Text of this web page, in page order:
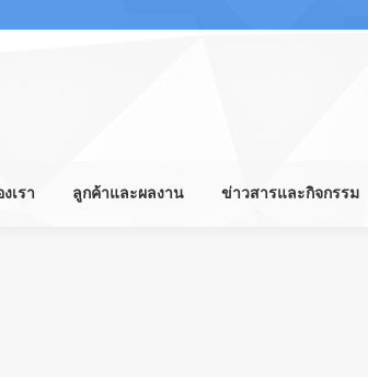
เรา ลูกค้าและผลงาน ข่าวสารและกิจกรรม